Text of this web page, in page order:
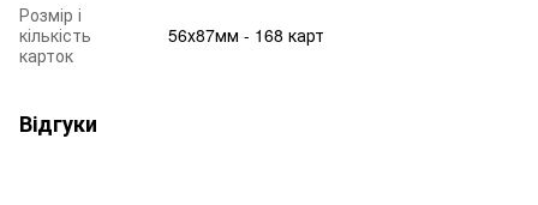
Розмір і
кількість
карток
56х87мм - 168 карт
Відгуки